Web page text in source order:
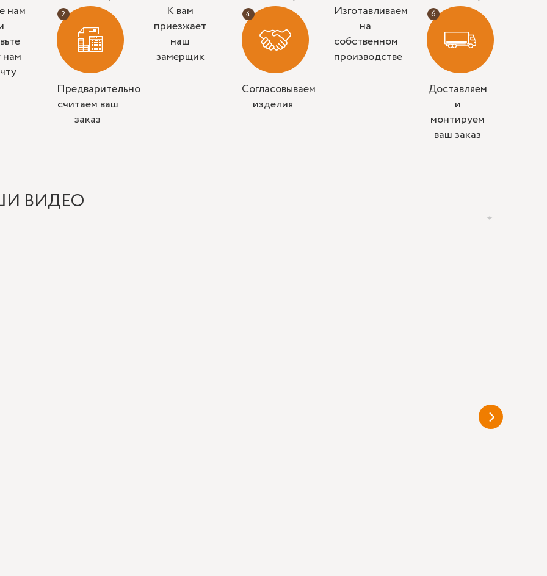
нам
нам
Предварительно
считаем ваш
заказ
К вам
приезжает
наш
замерщик
Согласовываем
изделия
Изготавливаем
на
собственном
производстве
Доставляем
и
монтируем
ваш заказ
ВИДЕО